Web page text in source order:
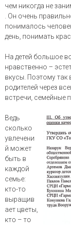
чем никогда не
. Он очень
понималось
день, понимать
На детей большое
нравственно –
вкусы. Поэтому так
родителей через
встречи, семейные
Ведь
сколько
увлечени
й может
быть в
каждой
семье:
кто-то
выращив
ает цветы,
кто – то